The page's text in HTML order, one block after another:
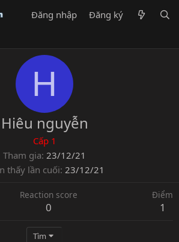
Đăng nhập Đăng ký
H
Hiêu nguyễn
Cấp 1
Tham gia 23/12/21
thấy lần cuối 23/12/21
Reaction score
0
Điểm
1
Tìm